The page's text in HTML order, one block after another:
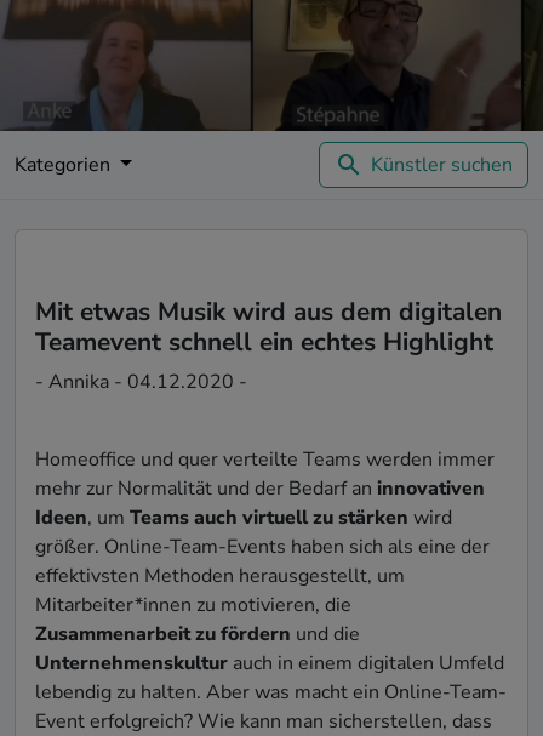
Kategorien Künstler suchen
Mit etwas Musik wird aus dem digitalen
Teamevent schnell ein echtes Highlight
- Annika - 04.12.2020 -
Homeoffice und quer verteilte Teams werden immer
mehr zur Normalität und der Bedarf an innovativen
Ideen, um Teams auch virtuell zu stärken wird
größer. Online-Team-Events haben sich als eine der
effektivsten Methoden herausgestellt, um
Mitarbeiter*innen zu motivieren, die
Zusammenarbeit zu fördern und die
Unternehmenskultur auch in einem digitalen Umfeld
lebendig zu halten. Aber was macht ein Online-Team-
Event erfolgreich? Wie kann man sicherstellen, dass